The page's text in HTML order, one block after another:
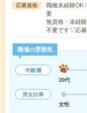
応募資格
職種未経験OK
要
無資格・未経
不要です▽応
職場の雰囲気
年齢層
20代
男女比率
女性